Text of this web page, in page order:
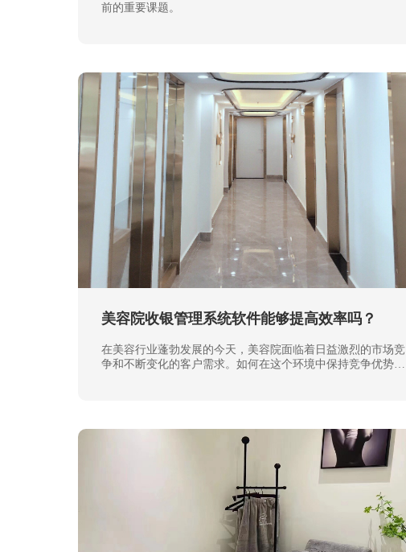
前的重要课题。
美容院收银管理系统软件能够提高效率吗？
在美容行业蓬勃发展的今天，美容院面临着日益激烈的市场竞
争和不断变化的客户需求。如何在这个环境中保持竞争优势，